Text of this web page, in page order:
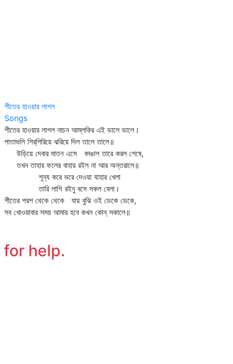
শীতের হাওয়ার লাগল
Songs
শীতের হাওয়ার লাগল নাচন আম্‌লকির এই ডালে ডালে।
পাতাগুলি শির্‌শিরিয়ে ঝরিয়ে দিল তালে তালে॥
উড়িয়ে দেবার মাতন এসে কাঙাল তারে করল শেষে,
তখন তাহার ফলের বাহার রইল না আর অন্তরালে॥
শূন্য করে ভরে দেওয়া যাহার খেলা
তারি লাগি রইনু বসে সকল বেলা।
শীতের পরশ থেকে থেকে যায় বুঝি ওই ডেকে ডেকে,
সব খোওয়াবার সময় আমার হবে কখন কোন্‌ সকালে॥
for help.